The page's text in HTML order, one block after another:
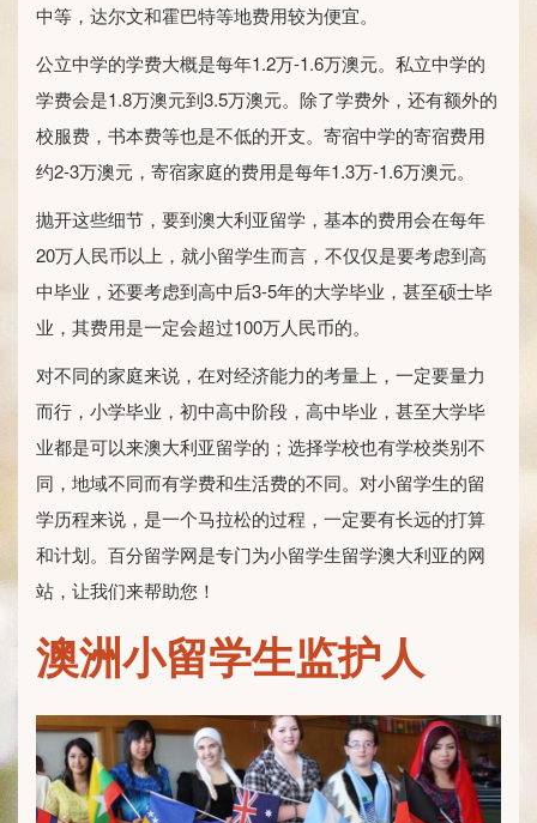
中等，达尔文和霍巴特等地费用较为便宜。
公立中学的学费大概是每年1.2万-1.6万澳元。私立中学的
学费会是1.8万澳元到3.5万澳元。除了学费外，还有额外的
校服费，书本费等也是不低的开支。寄宿中学的寄宿费用
约2-3万澳元，寄宿家庭的费用是每年1.3万-1.6万澳元。
抛开这些细节，要到澳大利亚留学，基本的费用会在每年
20万人民币以上，就小留学生而言，不仅仅是要考虑到高
中毕业，还要考虑到高中后3-5年的大学毕业，甚至硕士毕
业，其费用是一定会超过100万人民币的。
对不同的家庭来说，在对经济能力的考量上，一定要量力
而行，小学毕业，初中高中阶段，高中毕业，甚至大学毕
业都是可以来澳大利亚留学的；选择学校也有学校类别不
同，地域不同而有学费和生活费的不同。对小留学生的留
学历程来说，是一个马拉松的过程，一定要有长远的打算
和计划。百分留学网是专门为小留学生留学澳大利亚的网
站，让我们来帮助您！
澳洲小留学生监护人